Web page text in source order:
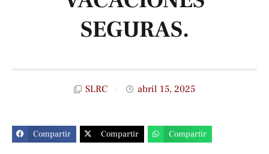
SEGURAS.
SLRC abril 15, 2025
Compartir Compartir Compartir